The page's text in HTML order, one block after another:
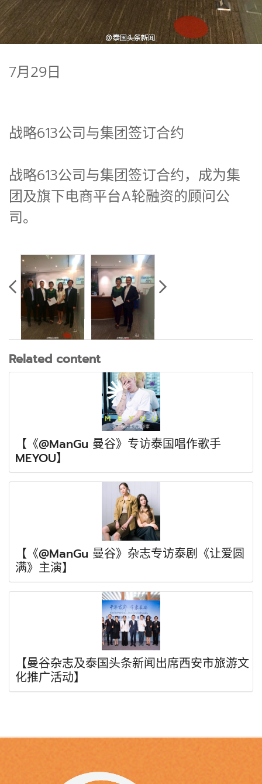
7月29日
战略613公司与集团签订合约
战略613公司与集团签订合约，成为集
团及旗下电商平台A轮融资的顾问公
司。
Related content
【《@ManGu 曼谷》专访泰国唱作歌手
MEYOU】
【《@ManGu 曼谷》杂志专访泰剧《让爱圆
满》主演】
【曼谷杂志及泰国头条新闻出席西安市旅游文
化推广活动】